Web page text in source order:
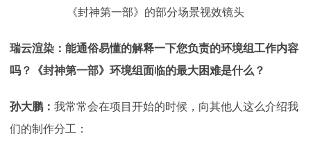
《封神第一部》的部分场景视效镜头
瑞云渲染：能通俗易懂的解释一下您负责的环境组工作内容
吗？《封神第一部》环境组面临的最大困难是什么？
孙大鹏： 我常常会在项目开始的时候，向其他人这么介绍我
们的制作分工：